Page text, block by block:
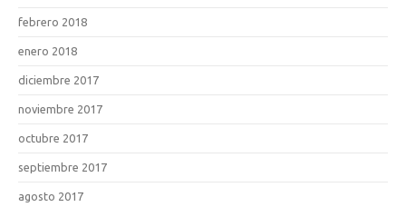
febrero 2018
enero 2018
diciembre 2017
noviembre 2017
octubre 2017
septiembre 2017
agosto 2017